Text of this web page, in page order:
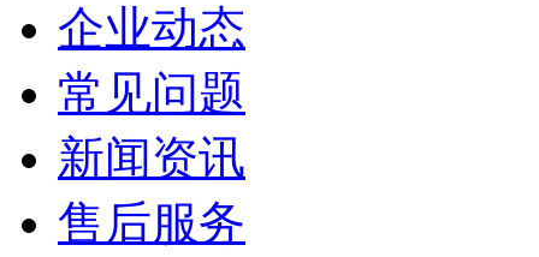
企业动态
常见问题
新闻资讯
售后服务